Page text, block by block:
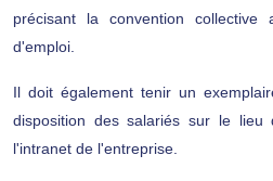
précisant la convention collective
d'emploi.
Il doit également tenir un
disposition des salariés sur le
l'intranet de l'entreprise.